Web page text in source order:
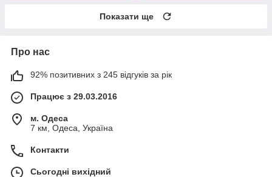
Показати ще
Про нас
92% позитивних з 245 відгуків за рік
Працює з 29.03.2016
м. Одеса
7 км, Одеса, Україна
Контакти
Сьогодні вихідний